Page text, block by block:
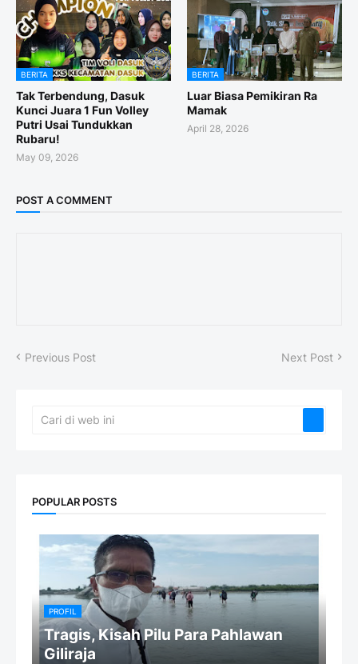
BERITA
Tak Terbendung, Dasuk
Kunci Juara 1 Fun Volley
Putri Usai Tundukkan
Rubaru!
May 09, 2026
BERITA
Luar Biasa Pemikiran Ra
Mamak
April 28, 2026
POST A COMMENT
Previous Post Next Post
POPULAR POSTS
PROFIL
Tragis, Kisah Pilu Para Pahlawan
Giliraja